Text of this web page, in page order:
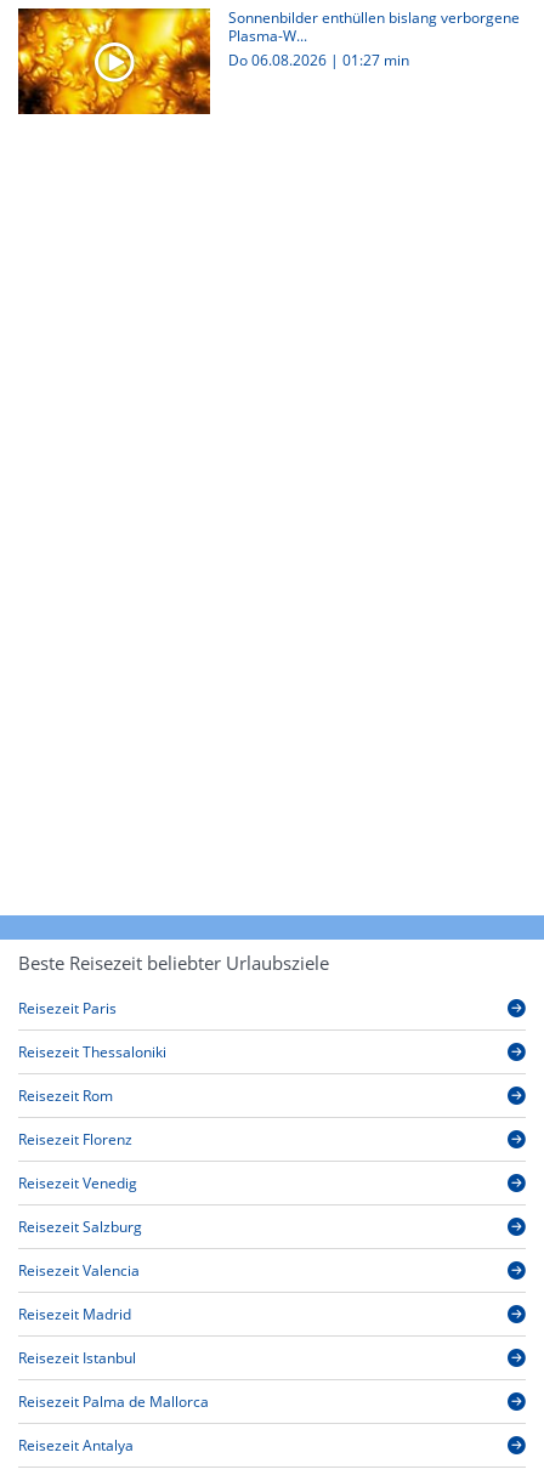
Sonnenbilder enthüllen bislang verborgene
Plasma-W...
Do 06.08.2026 | 01:27 min
Beste Reisezeit beliebter Urlaubsziele
Reisezeit Paris
Reisezeit Thessaloniki
Reisezeit Rom
Reisezeit Florenz
Reisezeit Venedig
Reisezeit Salzburg
Reisezeit Valencia
Reisezeit Madrid
Reisezeit Istanbul
Reisezeit Palma de Mallorca
Reisezeit Antalya